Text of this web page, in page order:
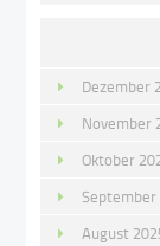
Dezember
November
Oktober
September
August